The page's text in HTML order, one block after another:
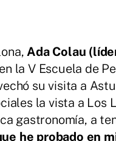
Ada Colau
la V Escuela de
su visita a
la vista a Los
gastronomía, a
he probado en